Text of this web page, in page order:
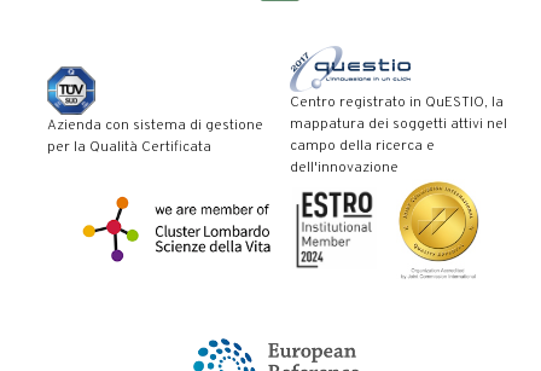
Azienda con sistema di gestione
per la Qualità Certificata
Centro registrato in QuESTIO, la
mappatura dei soggetti attivi nel
campo della ricerca e
dell'innovazione